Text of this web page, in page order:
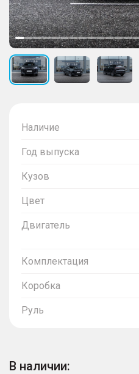
Наличие
Год выпуска
Кузов
Цвет
Двигатель
Комплектация
Коробка
Руль
В наличии: